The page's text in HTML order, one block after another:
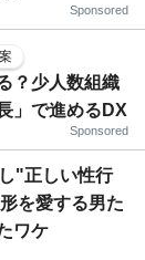
Sponsored
？少人数組織
」で進めるDX
Sponsored
"正しい性行
を愛する男た
ワケ